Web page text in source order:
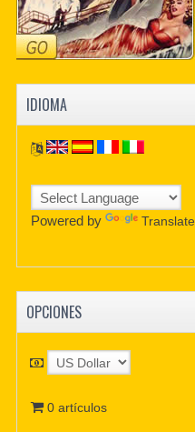
IDIOMA
Powered by Translate
OPCIONES
0 artículos